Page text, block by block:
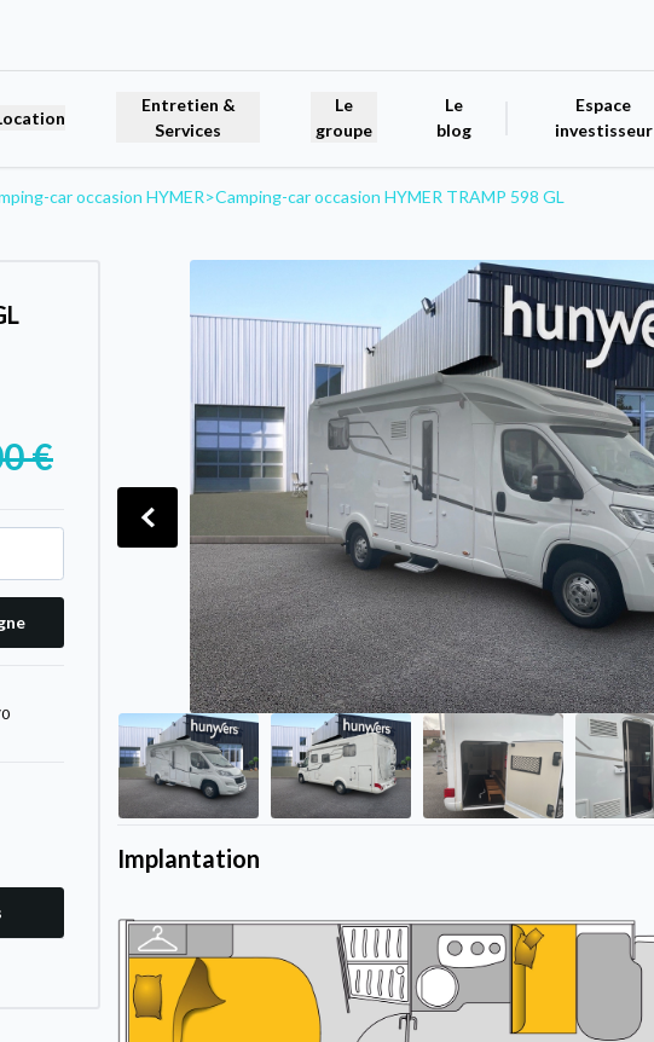
Entretien &
Services
Le
groupe
Le
blog
Espace
investisseur
car occasion HYMER>Camping-car occasion HYMER TRAMP 598 GL
€
Implantation